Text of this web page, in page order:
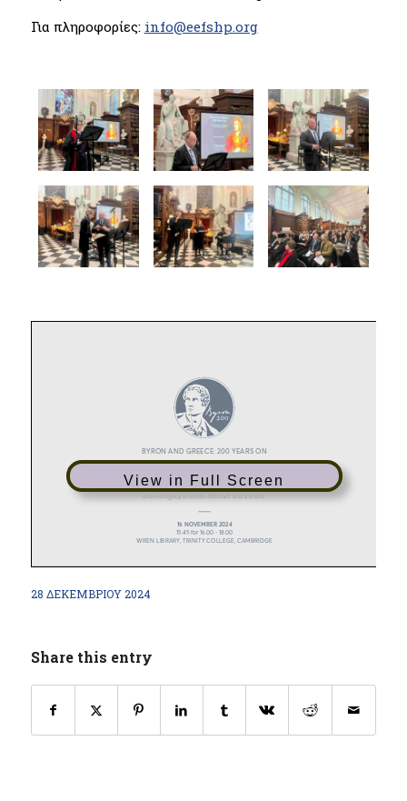
Για πληροφορίες: info@eefshp.org
View in Full Screen
28 ΔΕΚΕΜΒΡΊΟΥ 2024
Share this entry